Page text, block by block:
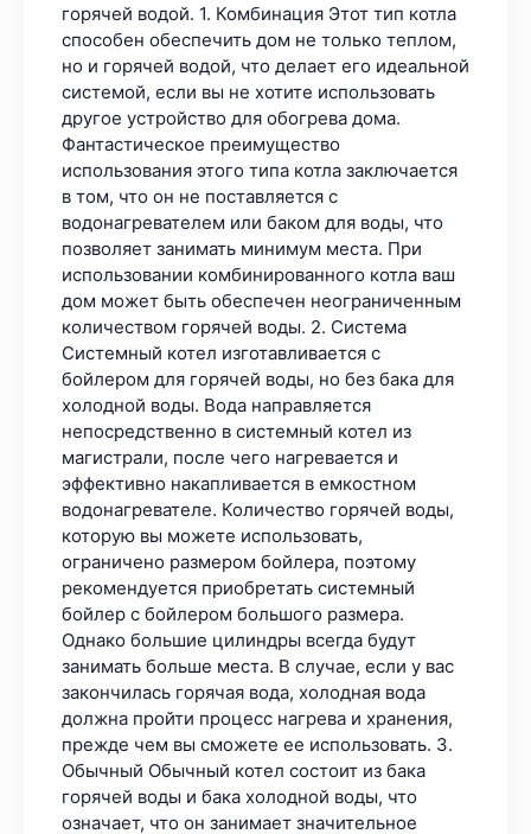
горячей водой. 1. Комбинация Этот тип котла
способен обеспечить дом не только теплом,
но и горячей водой, что делает его идеальной
системой, если вы не хотите использовать
другое устройство для обогрева дома.
Фантастическое преимущество
использования этого типа котла заключается
в том, что он не поставляется с
водонагревателем или баком для воды, что
позволяет занимать минимум места. При
использовании комбинированного котла ваш
дом может быть обеспечен неограниченным
количеством горячей воды. 2. Система
Системный котел изготавливается с
бойлером для горячей воды, но без бака для
холодной воды. Вода направляется
непосредственно в системный котел из
магистрали, после чего нагревается и
эффективно накапливается в емкостном
водонагревателе. Количество горячей воды,
которую вы можете использовать,
ограничено размером бойлера, поэтому
рекомендуется приобретать системный
бойлер с бойлером большого размера.
Однако большие цилиндры всегда будут
занимать больше места. В случае, если у вас
закончилась горячая вода, холодная вода
должна пройти процесс нагрева и хранения,
прежде чем вы сможете ее использовать. 3.
Обычный Обычный котел состоит из бака
горячей воды и бака холодной воды, что
означает, что он занимает значительное